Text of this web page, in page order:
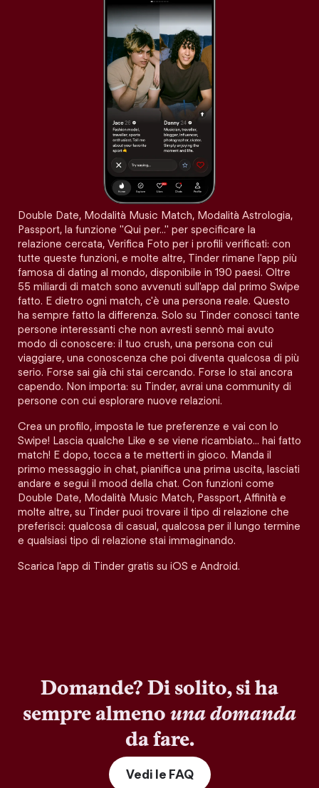
Double Date, Modalità Music Match, Modalità Astrologia,
Passport, la funzione "Qui per…" per specificare la
relazione cercata, Verifica Foto per i profili verificati: con
tutte queste funzioni, e molte altre, Tinder rimane l'app più
famosa di dating al mondo, disponibile in 190 paesi. Oltre
55 miliardi di match sono avvenuti sull'app dal primo Swipe
fatto. E dietro ogni match, c'è una persona reale. Questo
ha sempre fatto la differenza. Solo su Tinder conosci tante
persone interessanti che non avresti sennò mai avuto
modo di conoscere: il tuo crush, una persona con cui
viaggiare, una conoscenza che poi diventa qualcosa di più
serio. Forse sai già chi stai cercando. Forse lo stai ancora
capendo. Non importa: su Tinder, avrai una community di
persone con cui esplorare nuove relazioni.
Crea un profilo, imposta le tue preferenze e vai con lo
Swipe! Lascia qualche Like e se viene ricambiato… hai fatto
match! E dopo, tocca a te metterti in gioco. Manda il
primo messaggio in chat, pianifica una prima uscita, lasciati
andare e segui il mood della chat. Con funzioni come
Double Date, Modalità Music Match, Passport, Affinità e
molte altre, su Tinder puoi trovare il tipo di relazione che
preferisci: qualcosa di casual, qualcosa per il lungo termine
e qualsiasi tipo di relazione stai immaginando.
Scarica l'app di Tinder gratis su iOS e Android.
Domande? Di solito, si ha
sempre almeno una domanda
da fare.
Vedi le FAQ